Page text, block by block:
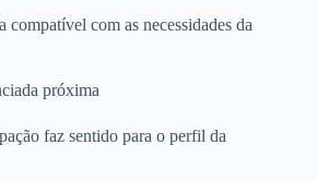
compatível com as necessidades da
próxima
faz sentido para o perfil da